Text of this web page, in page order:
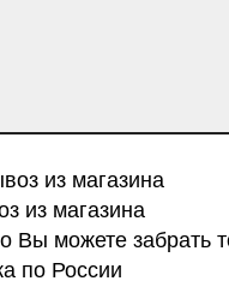
из магазина
Вы можете забрать